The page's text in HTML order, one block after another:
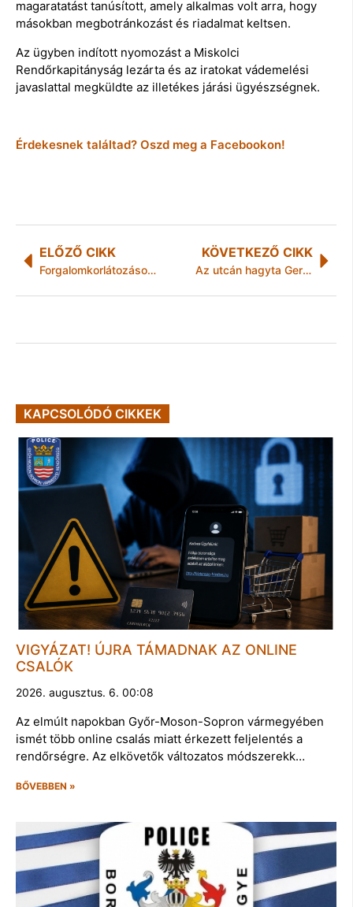
magaratatást tanúsított, amely alkalmas volt arra, hogy
másokban megbotránkozást és riadalmat keltsen.
Az ügyben indított nyomozást a Miskolci
Rendőrkapitányság lezárta és az iratokat vádemelési
javaslattal megküldte az illetékes járási ügyészségnek.
Érdekesnek találtad? Oszd meg a Facebookon!
ELŐZŐ CIKK
Forgalomkorlátozások Miskolcon és környékén
KÖVETKEZŐ CIKK
Az utcán hagyta Gerzsont
KAPCSOLÓDÓ CIKKEK
VIGYÁZAT! ÚJRA TÁMADNAK AZ ONLINE
CSALÓK
2026. augusztus. 6. 00:08
Az elmúlt napokban Győr-Moson-Sopron vármegyében
ismét több online csalás miatt érkezett feljelentés a
rendőrségre. Az elkövetők változatos módszerekk…
BŐVEBBEN »